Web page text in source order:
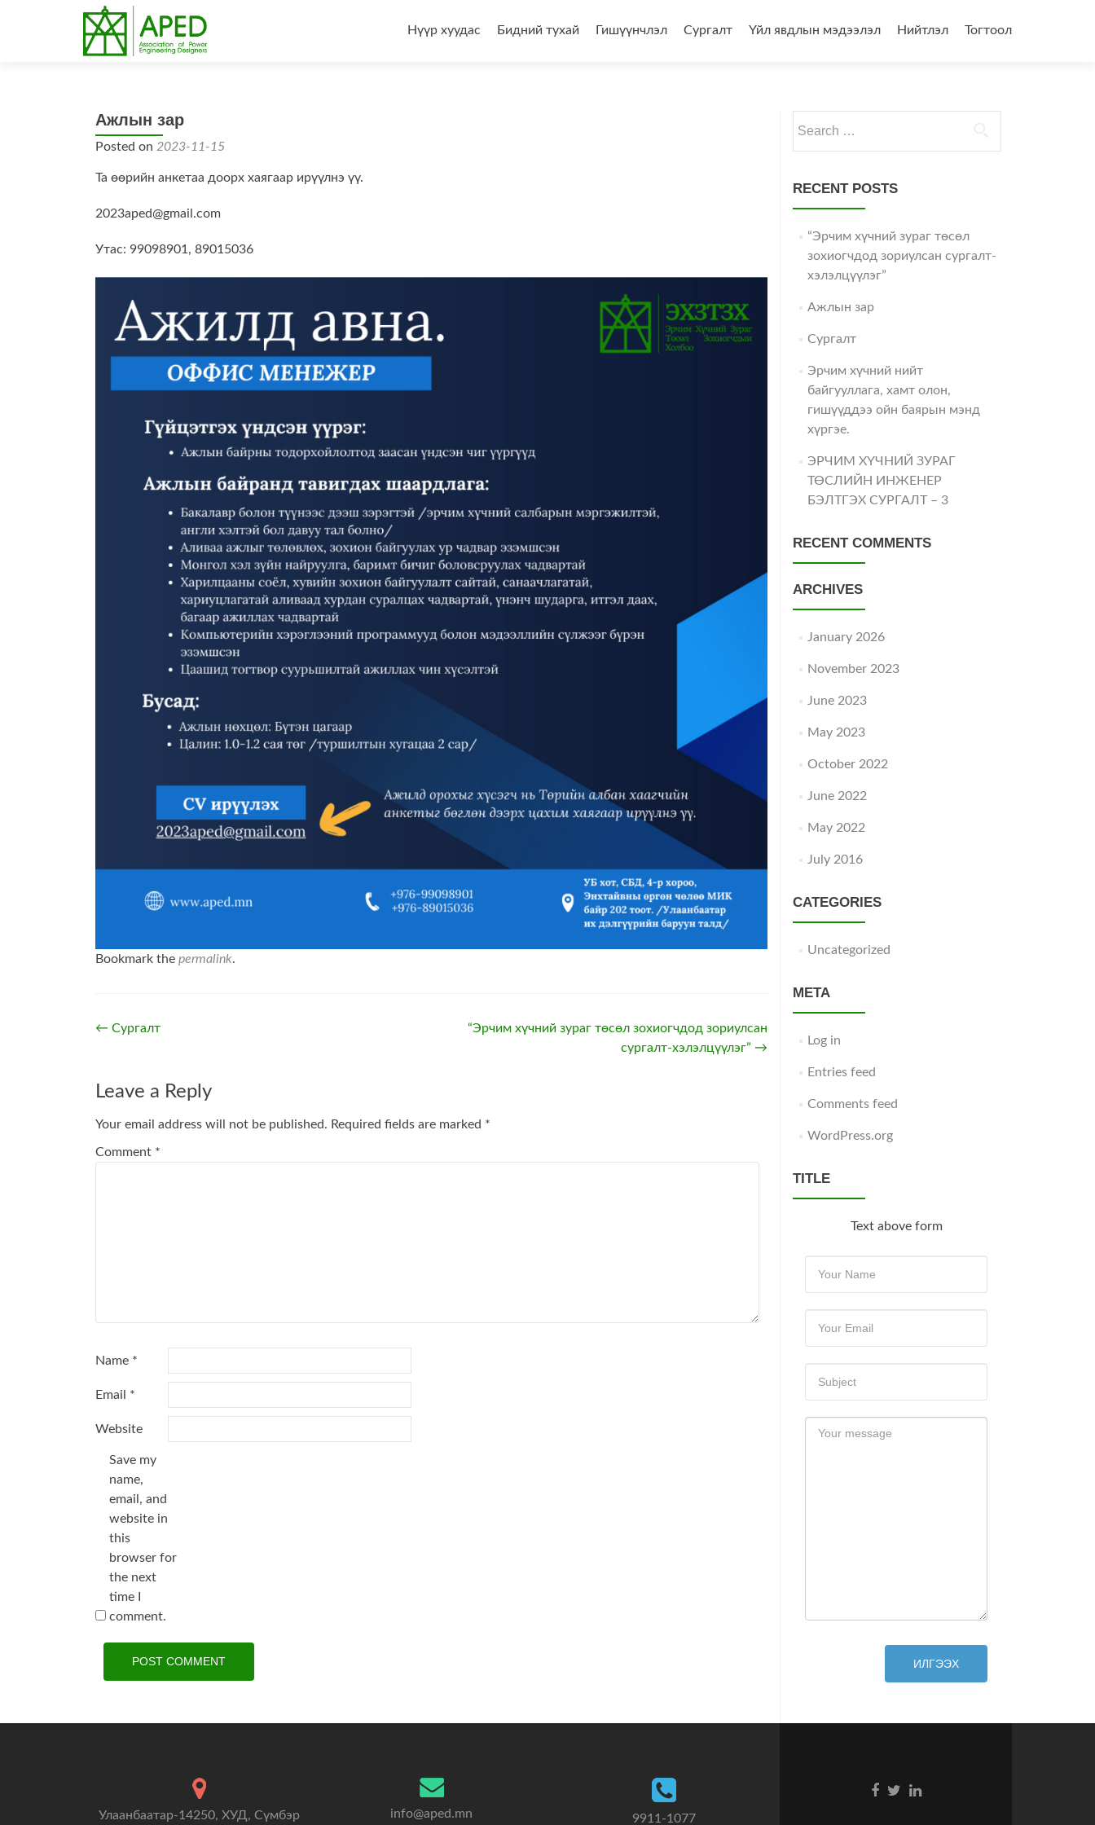
to
Нүүр хуудас Бидний тухай Гишүүнчлэл Сургалт Үйл явдлын мэдээлэл Нийтлэл Тогтоол
Ажлын зар
Posted on 2023-11-15
Та өөрийн анкетаа доорх хаягаар ирүүлнэ үү.
2023aped@gmail.com
Утас: 99098901, 89015036
Bookmark the permalink.
Post
← Сургалт
“Эрчим хүчний зураг төсөл зохиогчдод зориулсан
сургалт-хэлэлцүүлэг” →
Leave a Reply
Your email address will not be published. Required fields are marked *
Comment *
Name *
Email *
Website
Save my
name,
email, and
website in
this
browser for
the next
time I
comment.
for:
RECENT POSTS
“Эрчим хүчний зураг төсөл
зохиогчдод зориулсан сургалт-
хэлэлцүүлэг”
Ажлын зар
Сургалт
Эрчим хүчний нийт
байгууллага, хамт олон,
гишүүддээ ойн баярын мэнд
хүргэе.
ЭРЧИМ ХҮЧНИЙ ЗУРАГ
ТӨСЛИЙН ИНЖЕНЕР
БЭЛТГЭХ СУРГАЛТ – 3
RECENT COMMENTS
ARCHIVES
January 2026
November 2023
June 2023
May 2023
October 2022
June 2022
May 2022
July 2016
CATEGORIES
Uncategorized
META
Log in
Entries feed
Comments feed
WordPress.org
TITLE
Text above form
ИЛГЭЭХ
Улаанбаатар-14250, ХУД, Сүмбэр info@aped.mn
9911-1077